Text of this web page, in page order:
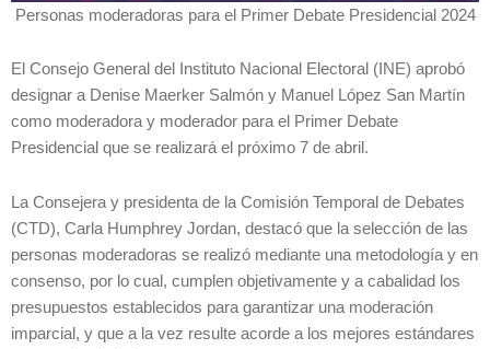
Personas moderadoras para el Primer Debate Presidencial 2024
El Consejo General del Instituto Nacional Electoral (INE) aprobó
designar a Denise Maerker Salmón y Manuel López San Martín
como moderadora y moderador para el Primer Debate
Presidencial que se realizará el próximo 7 de abril.
La Consejera y presidenta de la Comisión Temporal de Debates
(CTD), Carla Humphrey Jordan, destacó que la selección de las
personas moderadoras se realizó mediante una metodología y en
consenso, por lo cual, cumplen objetivamente y a cabalidad los
presupuestos establecidos para garantizar una moderación
imparcial, y que a la vez resulte acorde a los mejores estándares